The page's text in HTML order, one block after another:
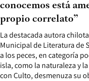
La destacada autora
Municipal de Literatura de
a los peces, en categoría
isla, como la naturaleza y
con Culto, desmenuza su
conocemos está
propio correlato”